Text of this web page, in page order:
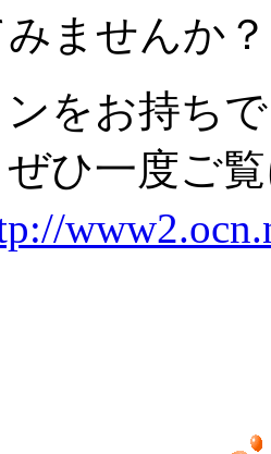
ませんか
をお持ちで
ひ一度ご